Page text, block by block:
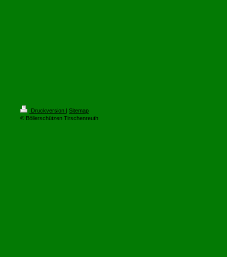
Druckversion | Sitemap
© Böllerschützen Tirschenreuth